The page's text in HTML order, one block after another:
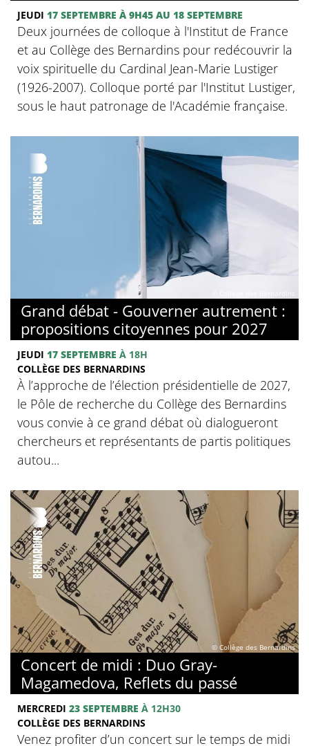
JEUDI 17 SEPTEMBRE À 9H45 AU 18 SEPTEMBRE
Deux journées de colloque à l'Institut de France
et au Collège des Bernardins pour redécouvrir la
voix spirituelle du Cardinal Jean-Marie Lustiger
(1926-2007). Colloque porté par l'Institut Lustiger,
sous le haut patronage de l'Académie française.
Grand débat - Gouverner autrement :
propositions citoyennes pour 2027
JEUDI 17 SEPTEMBRE À 18H
COLLÈGE DES BERNARDINS
À l’approche de l’élection présidentielle de 2027,
le Pôle de recherche du Collège des Bernardins
vous convie à ce grand débat où dialogueront
chercheurs et représentants de partis politiques
autou...
© Collège des Bernardins
Concert de midi : Duo Gray-
Magamedova, Reflets du passé
MERCREDI 23 SEPTEMBRE À 12H30
COLLÈGE DES BERNARDINS
Venez profiter d’un concert sur le temps de midi